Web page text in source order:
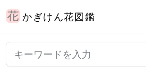
かぎけん花図鑑